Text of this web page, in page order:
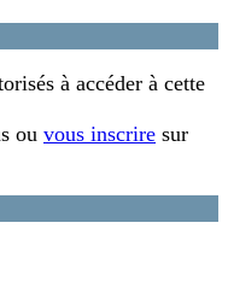
à accéder à cette
ou vous inscrire sur